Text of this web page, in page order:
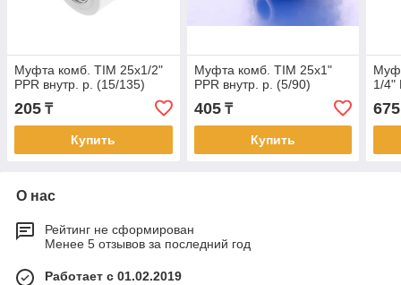
Муфта комб. TIM 25х1/2"
PPR внутр. р. (15/135)
205 ₸
Купить
Муфта комб. TIM 25х1"
PPR внутр. р. (5/90)
405₸
Купить
1/4"
675
О нас
Рейтинг не сформирован
Менее 5 отзывов за последний год
Работает с 01.02.2019